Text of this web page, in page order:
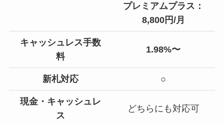
プレミアムプラス：
8,800円/月
キャッシュレス手数
料
1.98%〜
新札対応 ○
現金・キャッシュレ
ス
どちらにも対応可